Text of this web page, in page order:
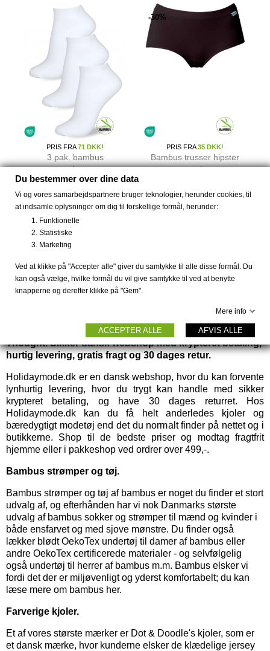
3 pak. bambus
sneakers...
PRIS FRA71 DKK!
79 DKK
Bambus trusser hipster
sort
PRIS FRA35 DKK!
-30%
Anderledes slow fashion til kvinder og mænd, samt
farverige kjoler fra Dot & Doodle's.
smarte kjoler fra Dot & Doodle's eller økologisk tøj fra
Thought. Sikker dansk webshop med krypteret betaling,
hurtig levering, gratis fragt og 30 dages retur.
Holidaymode.dk er en dansk webshop, hvor du kan forvente
lynhurtig levering, hvor du trygt kan handle med sikker
krypteret betaling, og have 30 dages returret. Hos
Holidaymode.dk kan du få helt anderledes kjoler og
bæredygtigt modetøj end det du normalt finder på nettet og i
butikkerne. Shop til de bedste priser og modtag fragtfrit
hjemme eller i pakkeshop ved ordrer over 499,-.
Bambus strømper og tøj.
Bambus strømper og tøj af bambus er noget du finder et stort
udvalg af, og efterhånden har vi nok Danmarks største
udvalg af bambus sokker og strømper til mænd og kvinder i
både ensfarvet og med sjove mønstre. Du finder også
lækker blødt OekoTex undertøj til damer af bambus eller
andre OekoTex certificerede materialer - og selvfølgelig
også undertøj til herrer af bambus m.m. Bambus elsker vi
fordi det der er miljøvenligt og yderst komfortabelt; du kan
læse mere om bambus her.
Farverige kjoler.
Et af vores største mærker er Dot & Doodle's kjoler, som er
et dansk mærke, hvor kunderne elsker de klædelige jersey
Du bestemmer over dine data
Vi og vores samarbejdspartnere bruger teknologier, herunder cookies, til
at indsamle oplysninger om dig til forskellige formål, herunder:
Funktionelle
Statistiske
Marketing
Ved at klikke på "Accepter alle" giver du samtykke til alle disse formål. Du
kan også vælge, hvilke formål du vil give samtykke til ved at benytte
knapperne og derefter klikke på "Gem".
Mere info
ACCEPTER ALLE AFVIS ALLE